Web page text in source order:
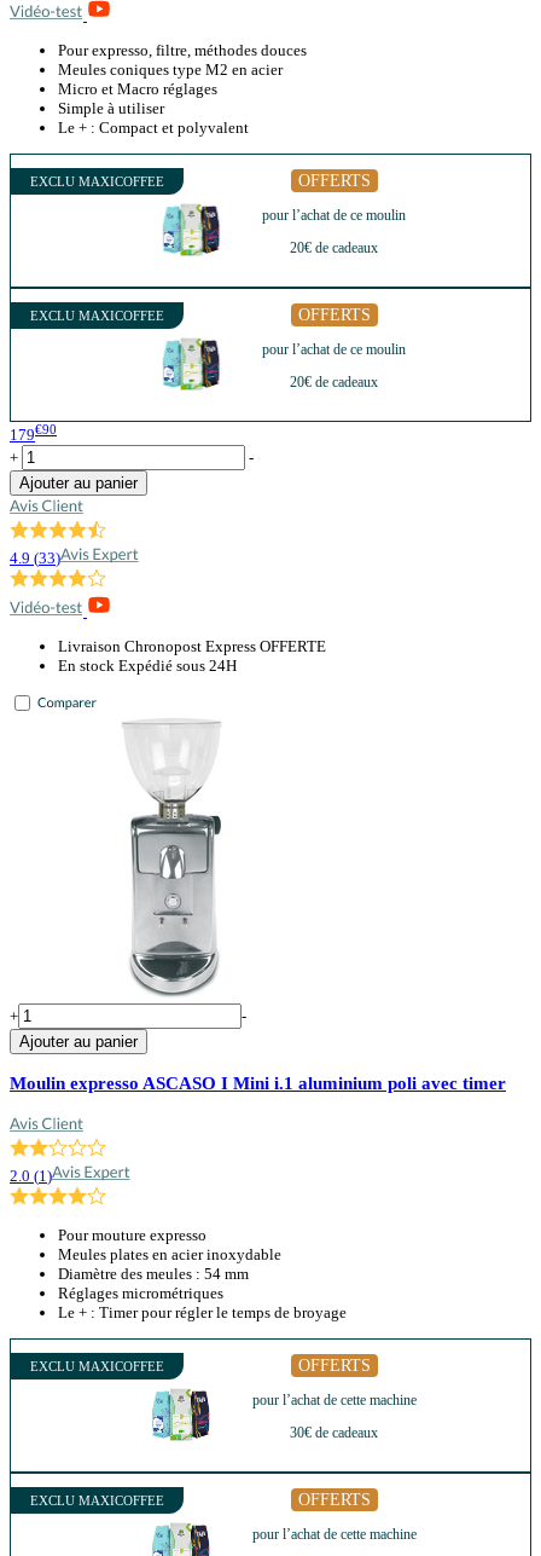
Pour expresso, filtre, méthodes douces
Meules coniques type M2 en acier
Micro et Macro réglages
Simple à utiliser
Le + : Compact et polyvalent
EXCLU MAXICOFFEE OFFERTS
pour l’achat de ce moulin
20€ de cadeaux
EXCLU MAXICOFFEE OFFERTS
pour l’achat de ce moulin
20€ de cadeaux
179€90
+
-
Ajouter au panier
4.9 (33)
Livraison Chronopost Express OFFERTE
En stock Expédié sous 24H
+
-
Ajouter au panier
Moulin expresso ASCASO I Mini i.1 aluminium poli avec timer
2.0 (1 )
Pour mouture expresso
Meules plates en acier inoxydable
Diamètre des meules : 54 mm
Réglages micrométriques
Le + : Timer pour régler le temps de broyage
EXCLU MAXICOFFEE OFFERTS
pour l’achat de cette machine
30€ de cadeaux
EXCLU MAXICOFFEE OFFERTS
pour l’achat de cette machine